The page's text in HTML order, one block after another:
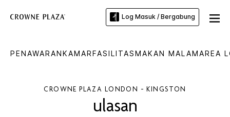
Log Masuk / Bergabung
PENAWARANKAMARFASILITASMAKAN MALAMAREA
CROWNE PLAZA LONDON - KINGSTON
ulasan